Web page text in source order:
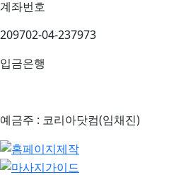
계좌번호
209702-04-237973
입금은행
예금주 : 코리아닷컴(임채진)